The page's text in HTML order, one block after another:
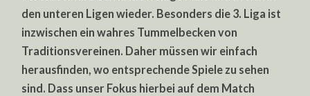
den unteren Ligen wieder. Besonders die 3. Liga ist
inzwischen ein wahres Tummelbecken von
Traditionsvereinen. Daher müssen wir einfach
herausfinden, wo entsprechende Spiele zu sehen
sind. Dass unser Fokus hierbei auf dem Match